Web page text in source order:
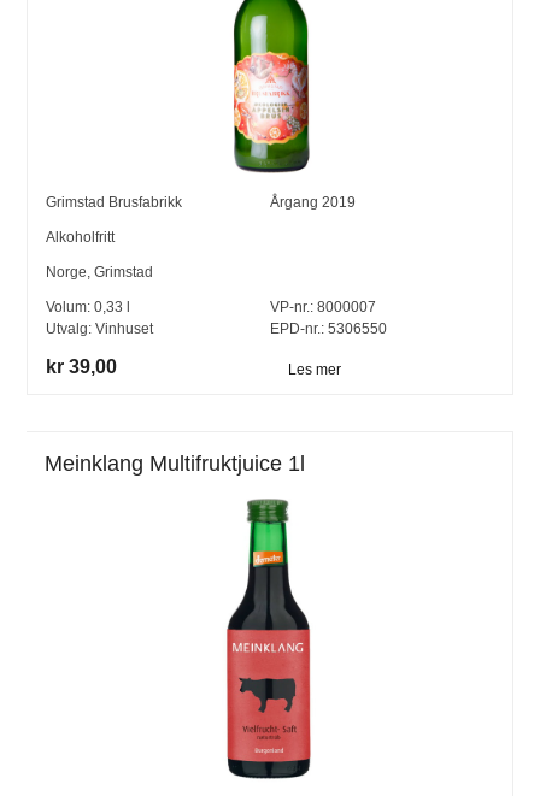
Grimstad Brusfabrikk Årgang 2019
Alkoholfritt
Norge,Grimstad
Volum:0,33 l
Utvalg:Vinhuset
VP-nr.: 8000007
EPD-nr.: 5306550
kr 39,00 Les mer
Meinklang Multifruktjuice 1l